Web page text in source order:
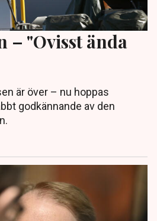
– "Ovisst ända
är över – nu hoppas
godkännande av den